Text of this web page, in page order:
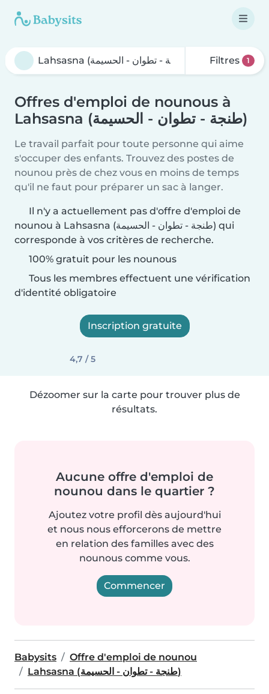
Filtres 1
Offres d'emploi de nounous à
Lahsasna (طنجة - تطوان - الحسيمة)
Le travail parfait pour toute personne qui aime
s'occuper des enfants. Trouvez des postes de
nounou près de chez vous en moins de temps
qu'il ne faut pour préparer un sac à langer.
Il n'y a actuellement pas d'offre d'emploi de
nounou à Lahsasna (طنجة - تطوان - الحسيمة) qui
corresponde à vos critères de recherche.
100% gratuit pour les nounous
Tous les membres effectuent une vérification
d'identité obligatoire
Inscription gratuite
4,7 / 5
Dézoomer sur la carte pour trouver plus de
résultats.
Aucune offre d'emploi de
nounou dans le quartier ?
Ajoutez votre profil dès aujourd'hui
et nous nous efforcerons de mettre
en relation des familles avec des
nounous comme vous.
Commencer
Babysits
Offre d'emploi de nounou
Lahsasna (طنجة - تطوان - الحسيمة)